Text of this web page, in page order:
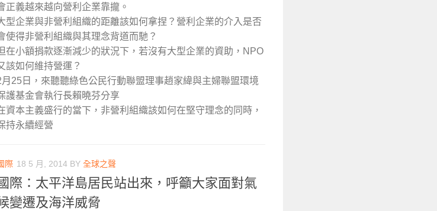
正義越來越向營利企業靠攏。
型企業與非營利組織的距離該如何拿捏？營利企業的介入是否
使得非營利組織與其理念背道而馳？
在小額捐款逐漸減少的狀況下，若沒有大型企業的資助，NPO
該如何維持營運？
月25日，來聽聽綠色公民行動聯盟理事趙家緯與主婦聯盟環境
護基金會執行長賴曉芬分享
資本主義盛行的當下，非營利組織該如何在堅守理念的同時，
持永續經營
際 18 5 月, 2014 BY 全球之聲
際：太平洋島居民站出來，呼籲大家面對氣
變遷及海洋威脅